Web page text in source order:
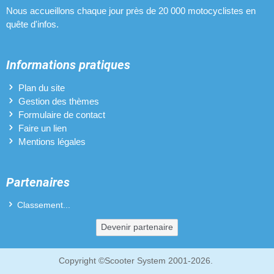
Revêtements de poignées pour Beta Ark RR
Nous accueillons chaque jour près de 20 000 motocyclistes en
quête d'infos.
Informations pratiques
Plan du site
Gestion des thèmes
Formulaire de contact
Faire un lien
Mentions légales
Partenaires
Classement...
Devenir partenaire
Copyright ©Scooter System 2001-2026.